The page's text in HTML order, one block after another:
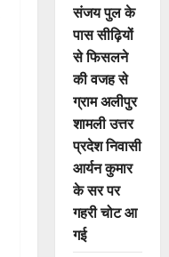
संजय पुल के
पास सीढ़ियों
से फिसलने
की वजह से
ग्राम अलीपुर
शामली उत्तर
प्रदेश निवासी
आर्यन कुमार
के सर पर
गहरी चोट आ
गई